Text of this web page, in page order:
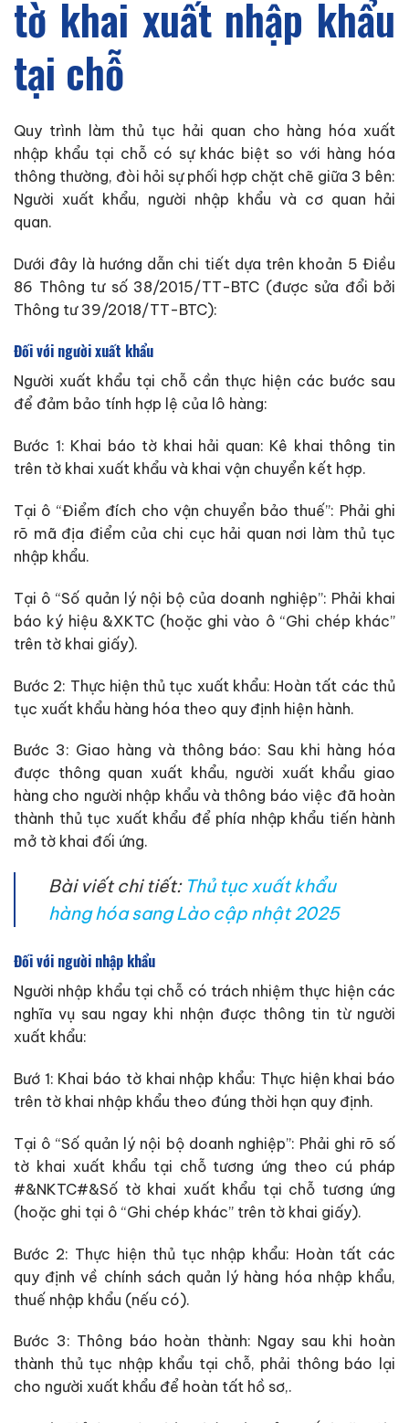
tờ khai xuất nhập khẩu
tại chỗ
Quy trình làm thủ tục hải quan cho hàng hóa xuất
nhập khẩu tại chỗ có sự khác biệt so với hàng hóa
thông thường, đòi hỏi sự phối hợp chặt chẽ giữa 3 bên:
Người xuất khẩu, người nhập khẩu và cơ quan hải
quan.
Dưới đây là hướng dẫn chi tiết dựa trên khoản 5 Điều
86 Thông tư số 38/2015/TT-BTC (được sửa đổi bởi
Thông tư 39/2018/TT-BTC):
Đối với người xuất khẩu
Người xuất khẩu tại chỗ cần thực hiện các bước sau
để đảm bảo tính hợp lệ của lô hàng:
Bước 1: Khai báo tờ khai hải quan: Kê khai thông tin
trên tờ khai xuất khẩu và khai vận chuyển kết hợp.
Tại ô “Điểm đích cho vận chuyển bảo thuế”: Phải ghi
rõ mã địa điểm của chi cục hải quan nơi làm thủ tục
nhập khẩu.
Tại ô “Số quản lý nội bộ của doanh nghiệp”: Phải khai
báo ký hiệu &XKTC (hoặc ghi vào ô “Ghi chép khác”
trên tờ khai giấy).
Bước 2: Thực hiện thủ tục xuất khẩu: Hoàn tất các thủ
tục xuất khẩu hàng hóa theo quy định hiện hành.
Bước 3: Giao hàng và thông báo: Sau khi hàng hóa
được thông quan xuất khẩu, người xuất khẩu giao
hàng cho người nhập khẩu và thông báo việc đã hoàn
thành thủ tục xuất khẩu để phía nhập khẩu tiến hành
mở tờ khai đối ứng.
Bài viết chi tiết: Thủ tục xuất khẩu
hàng hóa sang Lào cập nhật 2025
Đối với người nhập khẩu
Người nhập khẩu tại chỗ có trách nhiệm thực hiện các
nghĩa vụ sau ngay khi nhận được thông tin từ người
xuất khẩu:
Bướ 1: Khai báo tờ khai nhập khẩu: Thực hiện khai báo
trên tờ khai nhập khẩu theo đúng thời hạn quy định.
Tại ô “Số quản lý nội bộ doanh nghiệp”: Phải ghi rõ số
tờ khai xuất khẩu tại chỗ tương ứng theo cú pháp
#&NKTC#&Số tờ khai xuất khẩu tại chỗ tương ứng
(hoặc ghi tại ô “Ghi chép khác” trên tờ khai giấy).
Bước 2: Thực hiện thủ tục nhập khẩu: Hoàn tất các
quy định về chính sách quản lý hàng hóa nhập khẩu,
thuế nhập khẩu (nếu có).
Bước 3: Thông báo hoàn thành: Ngay sau khi hoàn
thành thủ tục nhập khẩu tại chỗ, phải thông báo lại
cho người xuất khẩu để hoàn tất hồ sơ,.